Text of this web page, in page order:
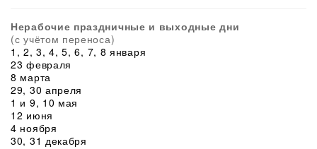
Нерабочие праздничные и выходные дни
(с учётом переноса)
1, 2, 3, 4, 5, 6, 7, 8 января
23 февраля
8 марта
29, 30 апреля
1 и 9, 10 мая
12 июня
4 ноября
30, 31 декабря